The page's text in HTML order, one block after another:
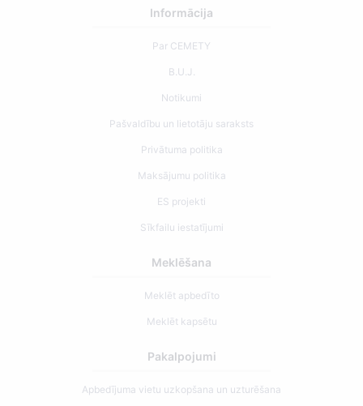
Informācija
Par CEMETY
B.U.J.
Notikumi
Pašvaldību un lietotāju saraksts
Privātuma politika
Maksājumu politika
ES projekti
Sīkfailu iestatījumi
Meklēšana
Meklēt apbedīto
Meklēt kapsētu
Pakalpojumi
Apbedījuma vietu uzkopšana un uzturēšana